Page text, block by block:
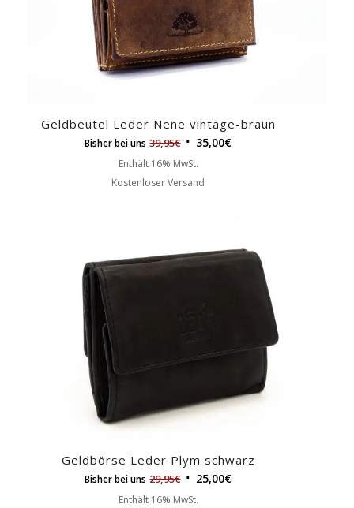
Geldbeutel Leder Nene vintage-braun
Bisher bei uns 39,95€ 35,00€
Enthält 16% MwSt.
Kostenloser Versand
Geldbörse Leder Plym schwarz
Bisher bei uns 29,95€ 25,00€
Enthält 16% MwSt.